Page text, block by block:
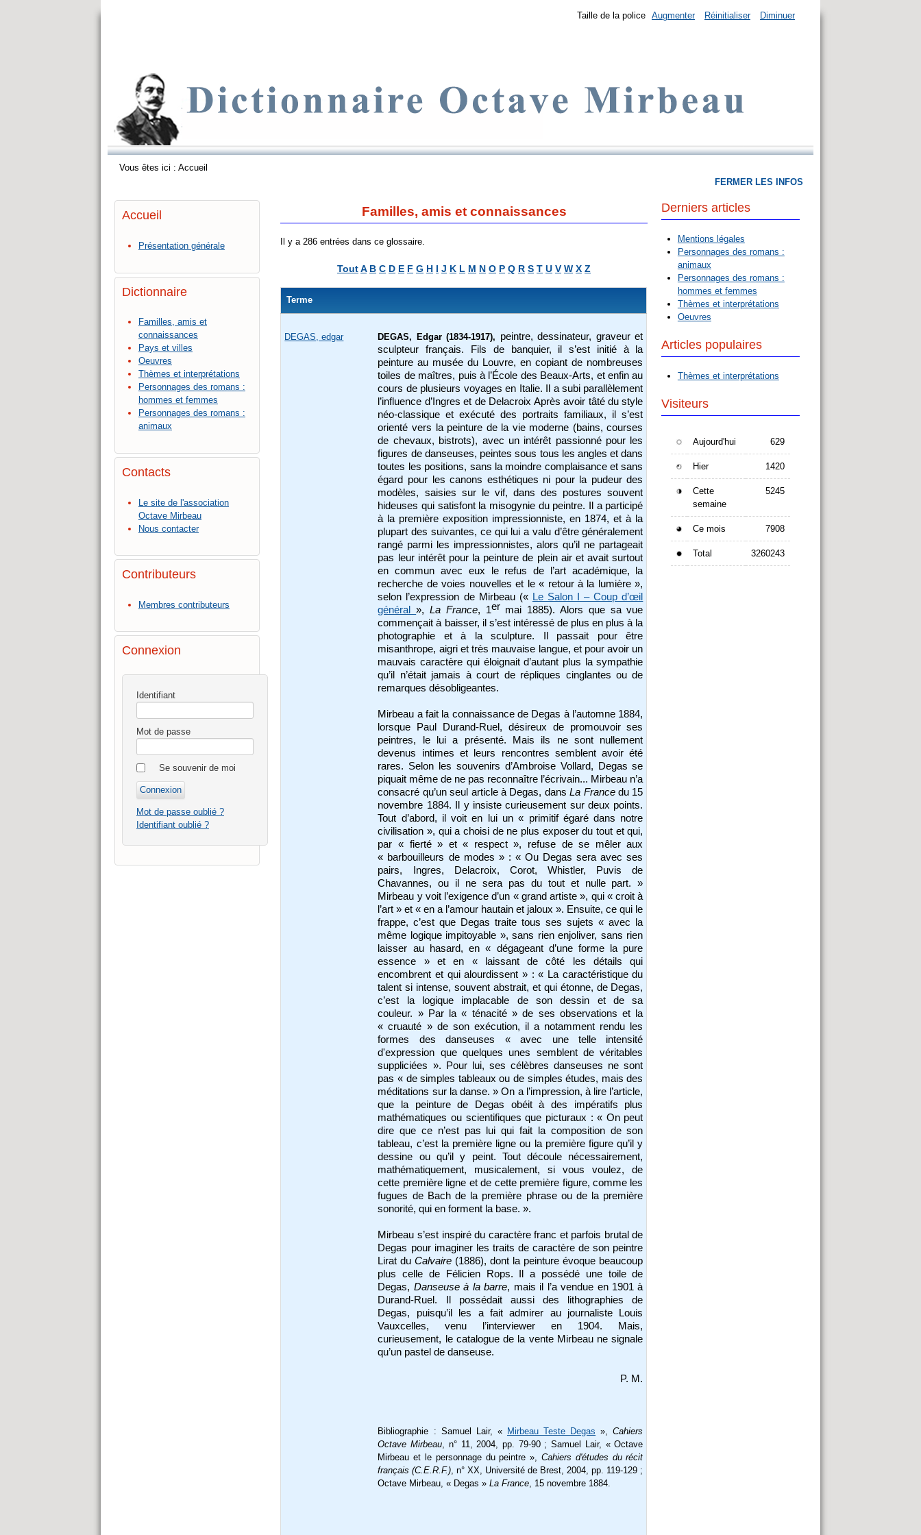
Taille de la police Augmenter Réinitialiser Diminuer
Vous êtes ici : Accueil
Accueil
Présentation générale
Dictionnaire
Familles, amis et
connaissances
Pays et villes
Oeuvres
Thèmes et interprétations
Personnages des romans :
hommes et femmes
Personnages des romans :
animaux
Contacts
Le site de l'association
Octave Mirbeau
Nous contacter
Contributeurs
Membres contributeurs
Connexion
Identifiant
Mot de passe
Se souvenir de moi
Mot de passe oublié ?
Identifiant oublié ?
Familles, amis et connaissances
Il y a 286 entrées dans ce glossaire.
ToutA B C D E F G H I J K L M N O P Q R S T U V W X Z
Terme
DEGAS, edgar DEGAS, Edgar (1834-1917), peintre, dessinateur, graveur et
sculpteur français. Fils de banquier, il s’est initié à la
peinture au musée du Louvre, en copiant de nombreuses
toiles de maîtres, puis à l’École des Beaux-Arts, et enfin au
cours de plusieurs voyages en Italie. Il a subi parallèlement
l’influence d’Ingres et de Delacroix Après avoir tâté du style
néo-classique et exécuté des portraits familiaux, il s’est
orienté vers la peinture de la vie moderne (bains, courses
de chevaux, bistrots), avec un intérêt passionné pour les
figures de danseuses, peintes sous tous les angles et dans
toutes les positions, sans la moindre complaisance et sans
égard pour les canons esthétiques ni pour la pudeur des
modèles, saisies sur le vif, dans des postures souvent
hideuses qui satisfont la misogynie du peintre. Il a participé
à la première exposition impressionniste, en 1874, et à la
plupart des suivantes, ce qui lui a valu d’être généralement
rangé parmi les impressionnistes, alors qu’il ne partageait
pas leur intérêt pour la peinture de plein air et avait surtout
en commun avec eux le refus de l’art académique, la
recherche de voies nouvelles et le « retour à la lumière »,
selon l’expression de Mirbeau (« Le Salon I – Coup d’œil
général»,La France, 1er mai 1885). Alors que sa vue
commençait à baisser, il s’est intéressé de plus en plus à la
photographie et à la sculpture. Il passait pour être
misanthrope, aigri et très mauvaise langue, et pour avoir un
mauvais caractère qui éloignait d’autant plus la sympathie
qu’il n’était jamais à court de répliques cinglantes ou de
remarques désobligeantes.
Mirbeau a fait la connaissance de Degas à l’automne 1884,
lorsque Paul Durand-Ruel, désireux de promouvoir ses
peintres, le lui a présenté. Mais ils ne sont nullement
devenus intimes et leurs rencontres semblent avoir été
rares. Selon les souvenirs d’Ambroise Vollard, Degas se
piquait même de ne pas reconnaître l’écrivain... Mirbeau n’a
consacré qu’un seul article à Degas, dansLa Francedu 15
novembre 1884. Il y insiste curieusement sur deux points.
Tout d’abord, il voit en lui un « primitif égaré dans notre
civilisation », qui a choisi de ne plus exposer du tout et qui,
par « fierté » et « respect », refuse de se mêler aux
« barbouilleurs de modes » : « Ou Degas sera avec ses
pairs, Ingres, Delacroix, Corot, Whistler, Puvis de
Chavannes, ou il ne sera pas du tout et nulle part. »
Mirbeau y voit l’exigence d’un « grand artiste », qui « croit à
l’art » et « en a l’amour hautain et jaloux ». Ensuite, ce qui le
frappe, c’est que Degas traite tous ses sujets « avec la
même logique impitoyable », sans rien enjoliver, sans rien
laisser au hasard, en « dégageant d’une forme la pure
essence » et en « laissant de côté les détails qui
encombrent et qui alourdissent » : « La caractéristique du
talent si intense, souvent abstrait, et qui étonne, de Degas,
c’est la logique implacable de son dessin et de sa
couleur. » Par la « ténacité » de ses observations et la
« cruauté » de son exécution, il a notamment rendu les
formes des danseuses « avec une telle intensité
d'expression que quelques unes semblent de véritables
suppliciées ». Pour lui, ses célèbres danseuses ne sont
pas « de simples tableaux ou de simples études, mais des
méditations sur la danse. » On a l’impression, à lire l’article,
que la peinture de Degas obéit à des impératifs plus
mathématiques ou scientifiques que picturaux : « On peut
dire que ce n’est pas lui qui fait la composition de son
tableau, c’est la première ligne ou la première figure qu’il y
dessine ou qu’il y peint. Tout découle nécessairement,
mathématiquement, musicalement, si vous voulez, de
cette première ligne et de cette première figure, comme les
fugues de Bach de la première phrase ou de la première
sonorité, qui en forment la base. ».
Mirbeau s’est inspiré du caractère franc et parfois brutal de
Degas pour imaginer les traits de caractère de son peintre
Lirat duCalvaire (1886), dont la peinture évoque beaucoup
plus celle de Félicien Rops. Il a possédé une toile de
Degas, Danseuse à la barre, mais il l’a vendue en 1901 à
Durand-Ruel. Il possédait aussi des lithographies de
Degas, puisqu’il les a fait admirer au journaliste Louis
Vauxcelles, venu l’interviewer en 1904. Mais,
curieusement, le catalogue de la vente Mirbeau ne signale
qu’un pastel de danseuse.
P. M.
Bibliographie : Samuel Lair, « Mirbeau Teste Degas »,Cahiers
Octave Mirbeau , n° 11, 2004, pp. 79-90 ;Samuel Lair, « Octave
Mirbeau et le personnage du peintre », Cahiers d'études du récit
français (C.E.R.F.) , n° XX, Université de Brest, 2004, pp. 119-129 ;
Octave Mirbeau,« Degas »La France , 15 novembre 1884
FERMER LES INFOS
Derniers articles
Mentions légales
Personnages des romans :
animaux
Personnages des romans :
hommes et femmes
Thèmes et interprétations
Oeuvres
Articles populaires
Thèmes et interprétations
Visiteurs
Aujourd'hui 629
Hier 1420
Cette
semaine
5245
Ce mois 7908
Total 3260243